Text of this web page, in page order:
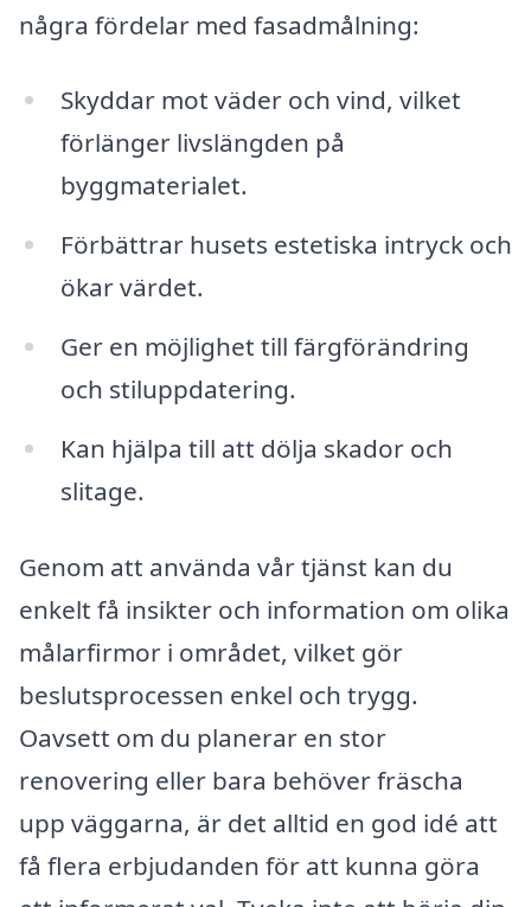
några fördelar med fasadmålning:
Skyddar mot väder och vind, vilket
förlänger livslängden på
byggmaterialet.
Förbättrar husets estetiska intryck och
ökar värdet.
Ger en möjlighet till färgförändring
och stiluppdatering.
Kan hjälpa till att dölja skador och
slitage.
Genom att använda vår tjänst kan du
enkelt få insikter och information om olika
målarfirmor i området, vilket gör
beslutsprocessen enkel och trygg.
Oavsett om du planerar en stor
renovering eller bara behöver fräscha
upp väggarna, är det alltid en god idé att
få flera erbjudanden för att kunna göra